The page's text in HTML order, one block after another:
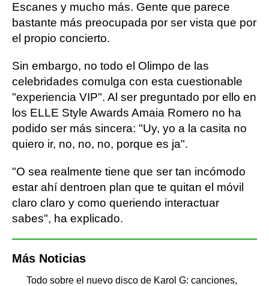
Escanes y mucho más. Gente que parece
bastante más preocupada por ser vista que por
el propio concierto.
Sin embargo, no todo el Olimpo de las
celebridades comulga con esta cuestionable
"experiencia VIP". Al ser preguntado por ello en
los ELLE Style Awards Amaia Romero no ha
podido ser más sincera: "Uy, yo a la casita no
quiero ir, no, no, no, porque es ja".
"O sea realmente tiene que ser tan incómodo
estar ahí dentroen plan que te quitan el móvil
claro claro y como queriendo interactuar
sabes", ha explicado.
Más Noticias
Todo sobre el nuevo disco de Karol G: canciones,